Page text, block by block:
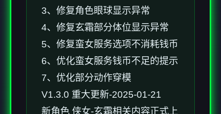
3、修复角色眼球显示异常
4、修复玄霜部分体位显示异常
5、修复蛮女服务选项不消耗钱币
6、优化蛮女服务钱币不足的提示
7、优化部分动作穿模
V1.3.0 重大更新-2025-01-21
新角色 侠女-玄霜相关内容正式上